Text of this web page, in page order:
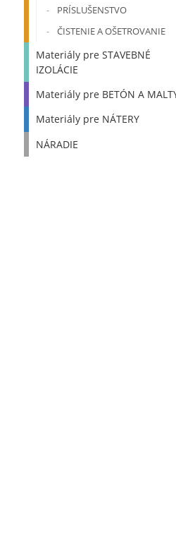
PRÍSLUŠENSTVO
ČISTENIE A OŠETROVANIE
Materiály pre STAVEBNÉ
IZOLÁCIE
Materiály pre BETÓN A
Materiály pre NÁTERY
NÁRADIE